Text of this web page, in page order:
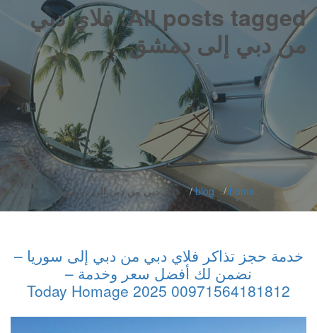
All posts tagged: فلاي دبي
من دبي إلى دمشق
home
blog فلاي دبي من دبي إلى دمشق
خدمة حجز تذاكر فلاي دبي من دبي إلى سوريا –
نضمن لك أفضل سعر وخدمة –
00971564181812 2025 Today Homage